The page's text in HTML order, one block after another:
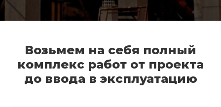
Возьмем на себя полный
комплекс работ от проекта
до ввода в эксплуатацию